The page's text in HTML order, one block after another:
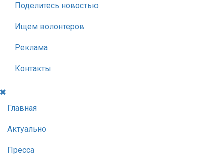
Поделитесь новостью
Ищем волонтеров
Реклама
Контакты
Главная
Актуально
Пресса